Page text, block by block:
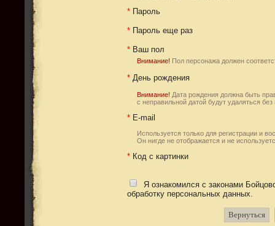
* Пароль
* Пароль еще раз
* Ваш пол
Внимание! Пол персонажа должен
* День рождения
Внимание! Дата рождения должна быть
с неправильной датой будут удаляться
* E-mail
Используется только для регистрации и
Он нигде не отображается и не
* Код с картинки
Я ознакомился с законами
обработку персональных данных.